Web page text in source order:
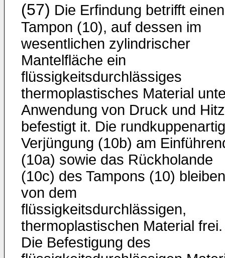
(57) Die Erfindung betrifft einen
Tampon (10), auf dessen im
wesentlichen zylindrischer
Mantelfläche ein
flüssigkeitsdurchlässiges
thermoplastisches Material
Anwendung von Druck und
befestigt it. Die
Verjüngung (10b) am
(10a) sowie das Rückholande
(10c) des Tampons (10) bleiben
von dem
flüssigkeitsdurchlässigen,
thermoplastischen Material frei.
Die Befestigung des